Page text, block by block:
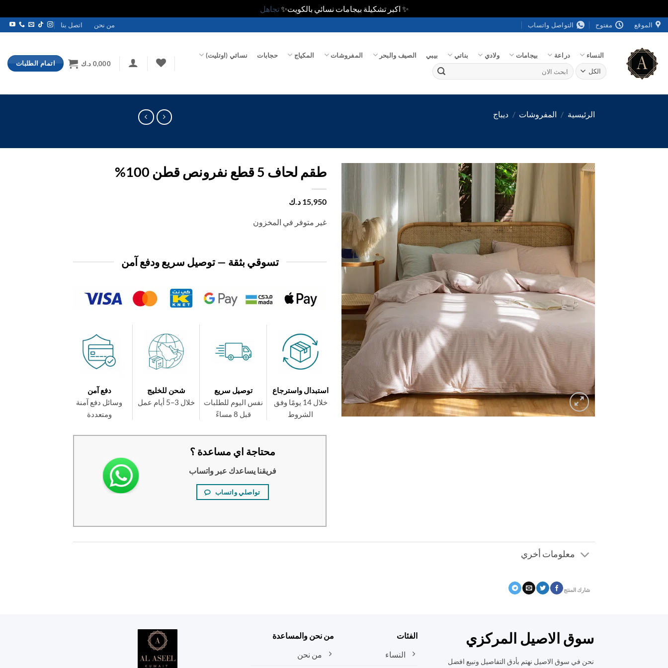
✨ اكبر تشكيلة بيجامات نسائي بالكويت✨تجاهل
تخطي
للمحتوى
الموقع مفتوح التواصل واتساب من نحن اتصل بنا
النساء دراعة بيجامات ولادي بناتي بيبي الصيف والبحر المفروشات المكياج حجابات نسائي (اوتليت)
البحث
عن:
0,000 د.ك اتمام الطلبات
الرئيسية / المفروشات / ديباج
المفضلة
طقم لحاف 5 قطع نفرونص قطن 100%
15,950 د.ك
غير متوفر في المخزون
تسوقي بثقة — توصيل سريع ودفع آمن
استبدال واسترجاع
خلال 14 يومًا وفق
الشروط
توصيل سريع
نفس اليوم للطلبات
قبل 8 مساءً
شحن للخليج
خلال 3–5 أيام عمل
دفع آمن
وسائل دفع آمنة
ومتعددة
محتاجة اي مساعدة ؟
فريقنا يساعدك عبر واتساب
تواصلي واتساب
معلومات أخري
شارك المنتج
سوق الاصيل المركزي
نحن في سوق الاصيل نهتم بأدق التفاصيل ونبيع افضل
الفئات
النساء
من نحن والمساعدة
من نحن